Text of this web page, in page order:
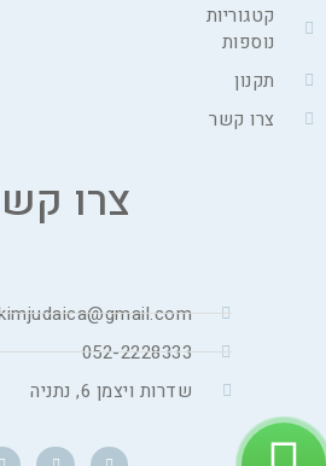
קטגוריות
נוספות
תקנון
צרו קשר
צרו
052-2228333
שדרות ויצמן 6, נתניה